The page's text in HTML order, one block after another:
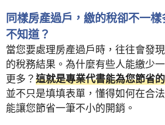
同樣房產過戶，繳的稅卻不一
不知道？
當您要處理房產過戶時，往往會發
的稅務結果。為什麼有些人能繳少
更多？ 這就是專業代書能為您節省
並不只是填填表單，懂得如何在合
能讓您節省一筆不小的開銷。